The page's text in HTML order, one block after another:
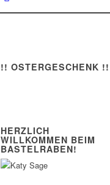
!! OSTERGESCHENK !!
HERZLICH
WILLKOMMEN BEIM
BASTELRABEN!